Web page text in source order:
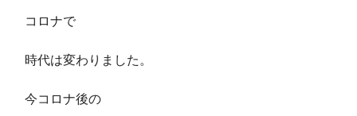
コロナで
時代は変わりました。
今コロナ後の